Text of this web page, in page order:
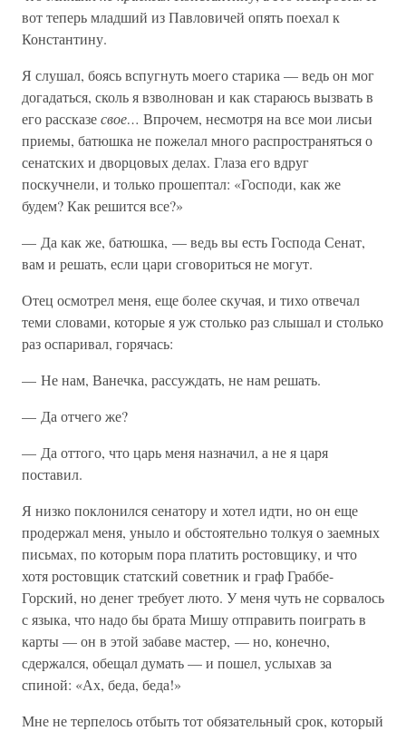
вот теперь младший из Павловичей опять поехал к
Константину.
Я слушал, боясь вспугнуть моего старика — ведь он мог
догадаться, сколь я взволнован и как стараюсь вызвать в
его рассказесвое… Впрочем, несмотря на все мои лисьи
приемы, батюшка не пожелал много распространяться о
сенатских и дворцовых делах. Глаза его вдруг
поскучнели, и только прошептал: «Господи, как же
будем? Как решится все?»
— Да как же, батюшка, — ведь вы есть Господа Сенат,
вам и решать, если цари сговориться не могут.
Отец осмотрел меня, еще более скучая, и тихо отвечал
теми словами, которые я уж столько раз слышал и столько
раз оспаривал, горячась:
— Не нам, Ванечка, рассуждать, не нам решать.
— Да отчего же?
— Да оттого, что царь меня назначил, а не я царя
поставил.
Я низко поклонился сенатору и хотел идти, но он еще
продержал меня, уныло и обстоятельно толкуя о заемных
письмах, по которым пора платить ростовщику, и что
хотя ростовщик статский советник и граф Граббе-
Горский, но денег требует люто. У меня чуть не сорвалось
с языка, что надо бы брата Мишу отправить поиграть в
карты — он в этой забаве мастер, — но, конечно,
сдержался, обещал думать — и пошел, услыхав за
спиной: «Ах, беда, беда!»
Мне не терпелось отбыть тот обязательный срок, который